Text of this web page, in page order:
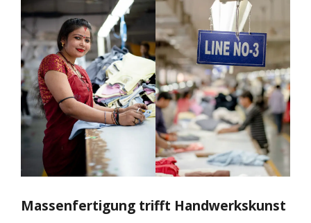
Massenfertigung trifft Handwerkskunst